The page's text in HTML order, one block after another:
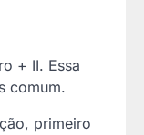
+ II. Essa
comum.
primeiro